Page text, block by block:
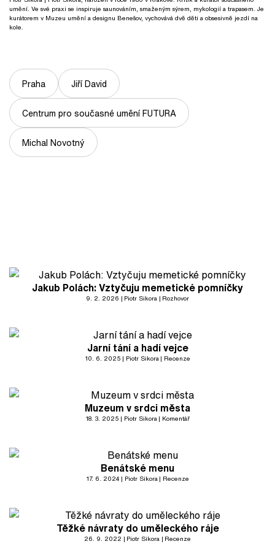
umění. Ve své praxi se inspiruje saunováním, smaženým sýrem, mykologií a trapasem. Je
kurátorem v Muzeu umění a designu Benešov, vychovává dvě děti a obsesivně jezdí na
kole.
Praha Jiří David
Centrum pro současné umění FUTURA
Michal Novotný
Jakub Polách: Vztyčuju memetické pomníčky
9. 2. 2026 Piotr Sikora Rozhovor
Jarní tání a hadí vejce
10. 6. 2025 Piotr Sikora Recenze
Muzeum v srdci města
18. 3. 2025 Piotr Sikora Komentář
Benátské menu
17. 6. 2024 Piotr Sikora Recenze
Těžké návraty do uměleckého ráje
26. 9. 2022 Piotr Sikora Recenze